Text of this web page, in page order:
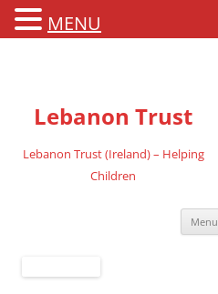
Lebanon Trust
Lebanon Trust (Ireland) – Helping
Children
Menu
MENU